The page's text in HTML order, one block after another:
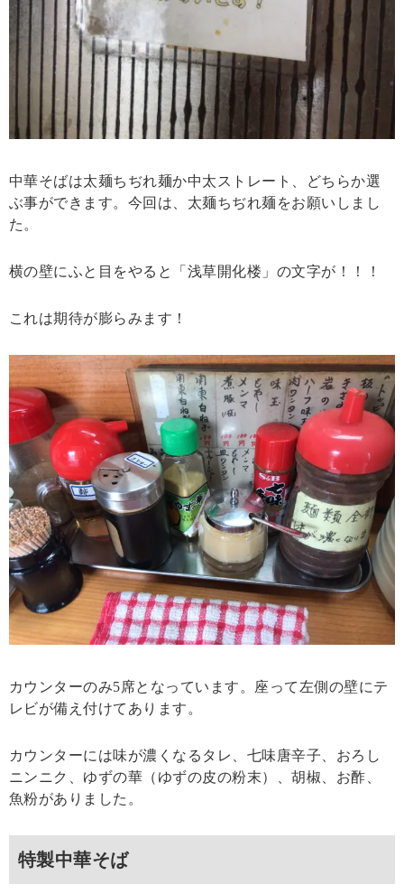
中華そばは太麺ちぢれ麺か中太ストレート、どちらか選
ぶ事ができます。今回は、太麺ちぢれ麺をお願いしまし
た。
横の壁にふと目をやると「浅草開化楼」の文字が！！！
これは期待が膨らみます！
カウンターのみ5席となっています。座って左側の壁にテ
レビが備え付けてあります。
カウンターには味が濃くなるタレ、七味唐辛子、おろし
ニンニク、ゆずの華（ゆずの皮の粉末）、胡椒、お酢、
魚粉がありました。
特製中華そば